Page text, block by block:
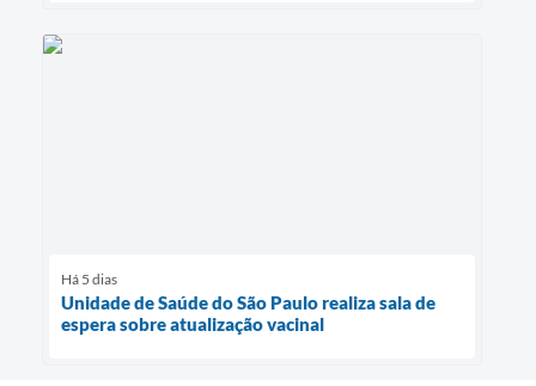
Há 5 dias
Unidade de Saúde do São Paulo realiza sala de
espera sobre atualização vacinal